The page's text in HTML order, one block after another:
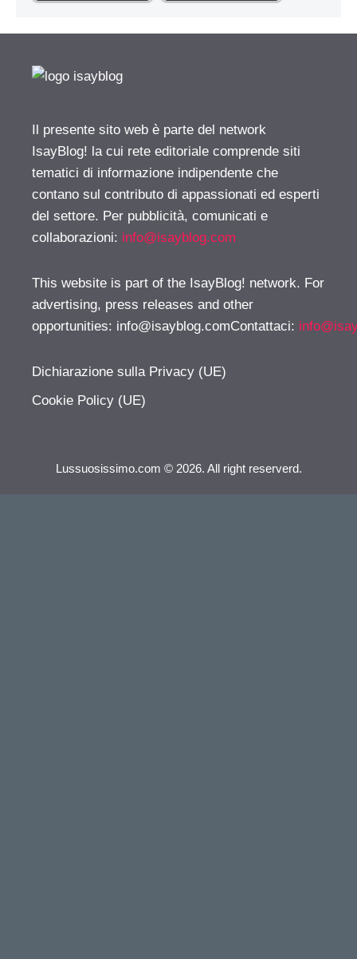
Il presente sito web è parte del network
IsayBlog! la cui rete editoriale comprende siti
tematici di informazione indipendente che
contano sul contributo di appassionati ed esperti
del settore. Per pubblicità, comunicati e
collaborazioni: info@isayblog.com
This website is part of the IsayBlog! network. For
advertising, press releases and other
opportunities: info@isayblog.comContattaci:
Dichiarazione sulla Privacy (UE)
Cookie Policy (UE)
Lussuosissimo.com © 2026. All right reserverd.